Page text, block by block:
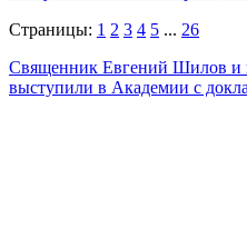
Страницы: 1 2 3 4 5 ... 26
Священник Евгений Шилов и
выступили в Академии с